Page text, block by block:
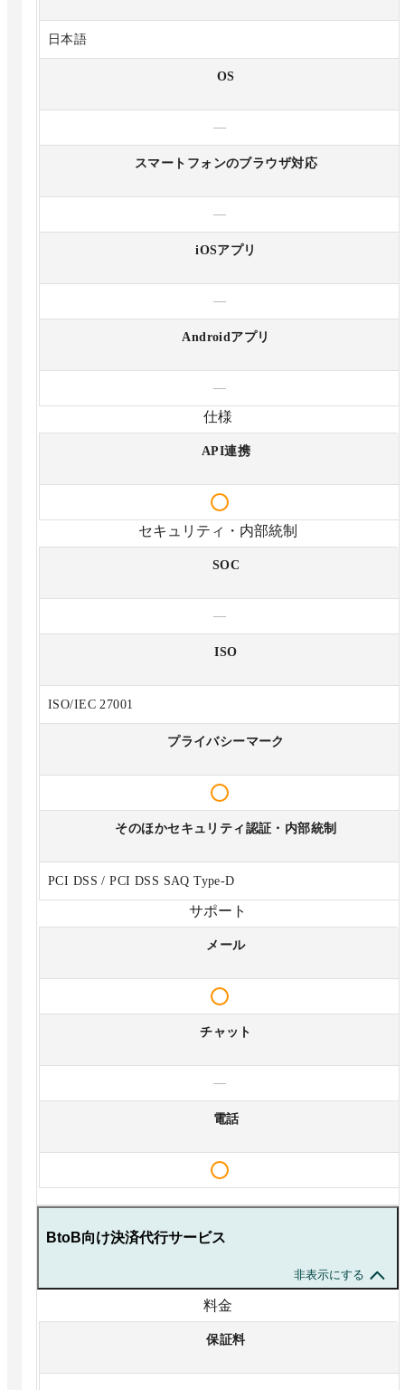
日本語
OS
—
スマートフォンのブラウザ対応
—
iOSアプリ
—
Androidアプリ
—
仕様
API連携
セキュリティ・内部統制
SOC
—
ISO
ISO/IEC 27001
プライバシーマーク
そのほかセキュリティ認証・内部統制
PCI DSS / PCI DSS SAQ Type-D
サポート
メール
チャット
—
電話
BtoB向け決済代行サービス
非表示にする
料金
保証料